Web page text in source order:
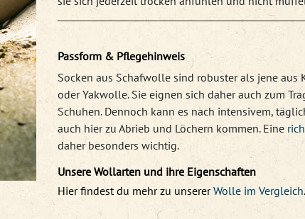
Passform & Pflegehinweis
Socken aus Schafwolle sind robuster als jene aus
oder Yakwolle. Sie eignen sich daher auch zum
Schuhen. Dennoch kann es nach intensivem,
auch hier zu Abrieb und Löchern kommen. Eine
daher besonders wichtig.
Unsere Wollarten und ihre Eigenschaften
Hier findest du mehr zu unserer Wolle im Vergleich.